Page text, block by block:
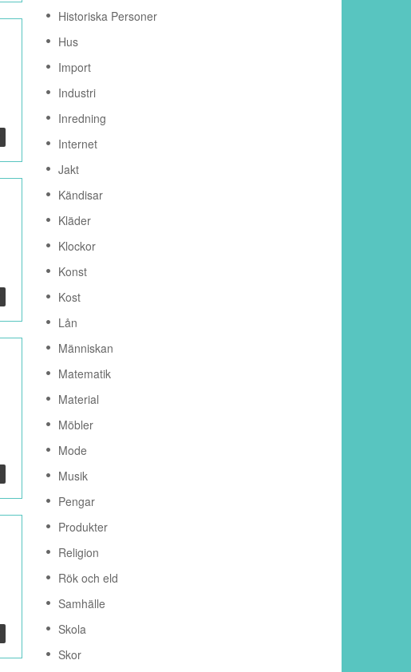
Historiska Personer
Hus
Import
Industri
Inredning
Internet
Jakt
Kändisar
Kläder
Klockor
Konst
Kost
Lån
Människan
Matematik
Material
Möbler
Mode
Musik
Pengar
Produkter
Religion
Rök och eld
Samhälle
Skola
Skor